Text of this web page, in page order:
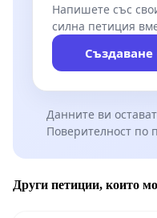
Напишете със
силна петиция
Данните ви
Поверителност по
Други петиции, които